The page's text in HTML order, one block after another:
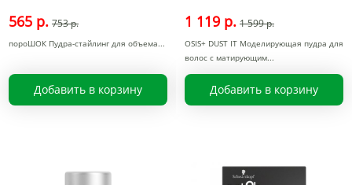
565 р. 753 р.
пороШОК Пудра-стайлинг для объема
Добавить в корзину
1 119 р. 1 599 р.
OSIS+ DUST IT Моделирующая пудра для
волос с матирующим
Добавить в корзину